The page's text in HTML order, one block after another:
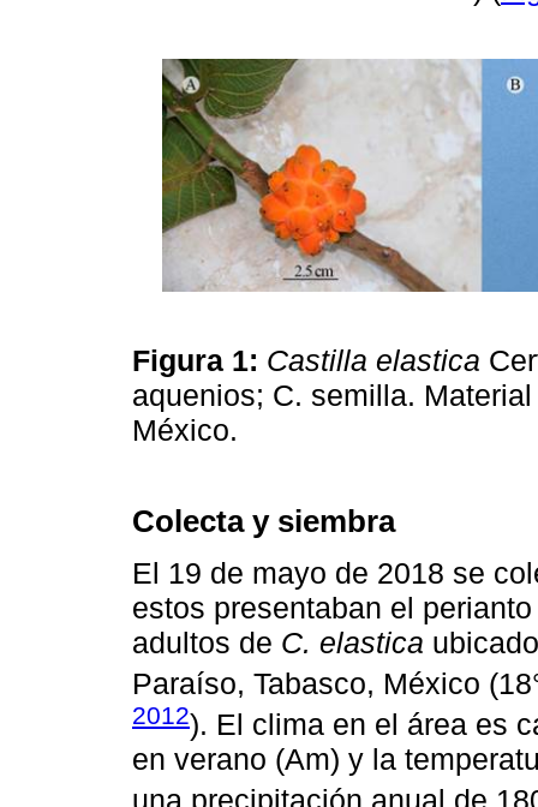
Figura 1: Castilla elastica
aquenios; C. semilla.
México.
Colecta y siembra
El 19 de mayo de 2018 se
estos presentaban el
adultos de C. elastica
Paraíso, Tabasco, México
2012). El clima en el área es
en verano (Am) y la